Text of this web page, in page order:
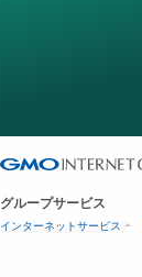
グループサービス
インターネットサービス